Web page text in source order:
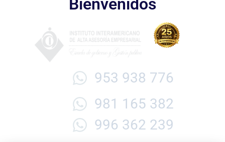
Bienvenidos
953 938 776
981 165 382
996 362 239